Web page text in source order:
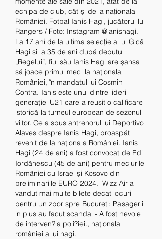
echipa de club, cât și de la naționala
României. Fotbal Ianis Hagi, jucătorul lui
Rangers / Foto: Instagram @ianishagi.
La 17 ani de la ultima selecție a lui Gică
Hagi și la 35 de ani după debutul
„Regelui”, fiul său Ianis Hagi are șansa
să joace primul meci la naționala
României, în mandatul lui Cosmin
Contra. Ianis este unul dintre liderii
generației U21 care a reușit o calificare
istorică la turneul european de sezonul
viitor. Ce a spus antrenorul lui Deportivo
Alaves despre Ianis Hagi, proaspăt
revenit de la naționala României. Ianis
Hagi (24 de ani) a fost convocat de Edi
Iordănescu (45 de ani) pentru meciurile
României cu Israel și Kosovo din
preliminariile EURO 2024.  Wizz Air a
vandut mai multe bilete decat locuri
pentru un zbor spre Bucureti: Pasagerii
in plus au facut scandal - A fost nevoie
de interven?ia poli?iei., naționala
româniei a lui hagi.